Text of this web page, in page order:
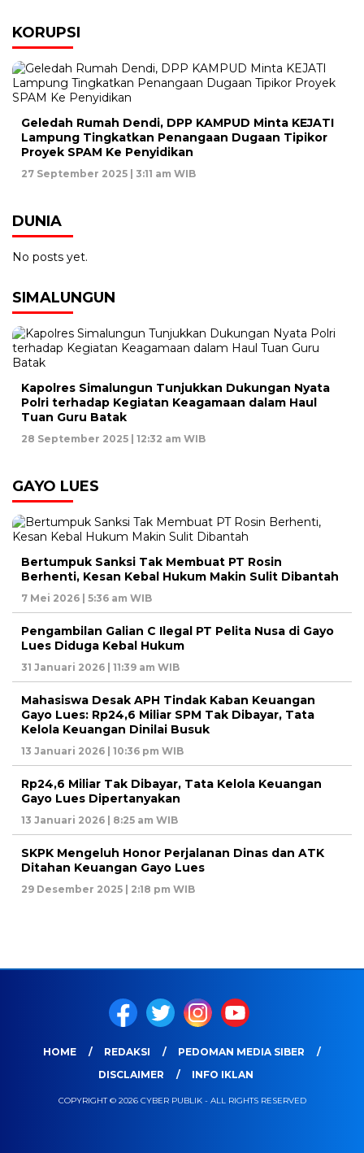
KORUPSI
Geledah Rumah Dendi, DPP KAMPUD Minta KEJATI
Lampung Tingkatkan Penangaan Dugaan Tipikor
Proyek SPAM Ke Penyidikan
27 September 2025 | 3:11 am WIB
DUNIA
No posts yet.
SIMALUNGUN
Kapolres Simalungun Tunjukkan Dukungan Nyata
Polri terhadap Kegiatan Keagamaan dalam Haul
Tuan Guru Batak
28 September 2025 | 12:32 am WIB
GAYO LUES
Bertumpuk Sanksi Tak Membuat PT Rosin
Berhenti, Kesan Kebal Hukum Makin Sulit Dibantah
7 Mei 2026 | 5:36 am WIB
Pengambilan Galian C Ilegal PT Pelita Nusa di Gayo
Lues Diduga Kebal Hukum
31 Januari 2026 | 11:39 am WIB
Mahasiswa Desak APH Tindak Kaban Keuangan
Gayo Lues: Rp24,6 Miliar SPM Tak Dibayar, Tata
Kelola Keuangan Dinilai Busuk
13 Januari 2026 | 10:36 pm WIB
Rp24,6 Miliar Tak Dibayar, Tata Kelola Keuangan
Gayo Lues Dipertanyakan
13 Januari 2026 | 8:25 am WIB
SKPK Mengeluh Honor Perjalanan Dinas dan ATK
Ditahan Keuangan Gayo Lues
29 Desember 2025 | 2:18 pm WIB
HOME REDAKSI
PEDOMAN MEDIA SIBER
DISCLAIMER
INFO IKLAN
COPYRIGHT © 2026 CYBER PUBLIK - ALL RIGHTS RESERVED